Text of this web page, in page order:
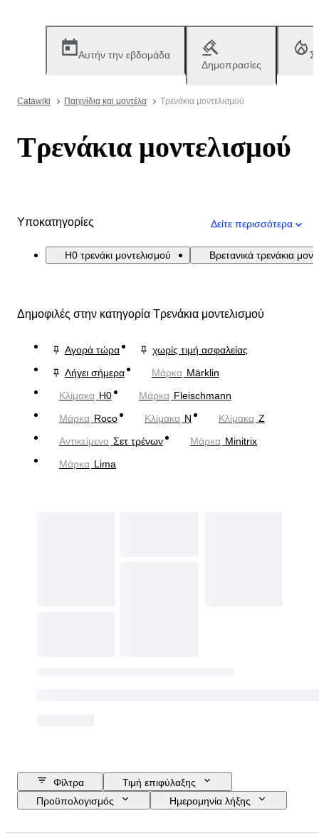
Αυτήν την εβδομάδα
Δημοπρασίες
Catawiki Παιχνίδια και μοντέλα Τρενάκια μοντελισμού
Τρενάκια μοντελισμού
Υποκατηγορίες Δείτε περισσότερα
H0 τρενάκι μοντελισμού Βρετανικά τρενάκια
Δημοφιλές στην κατηγορία Τρενάκια μοντελισμού
Αγορά τώρα
χωρίς τιμή ασφαλείας
Λήγει σήμερα
Μάρκα Märklin
Κλίμακα H0 Μάρκα Fleischmann
Μάρκα Roco Κλίμακα N Κλίμακα Z
Αντικείμενο Σετ τρένων Μάρκα Minitrix
Μάρκα Lima
Φίλτρα
Τιμή επιφύλαξης
Προϋπολογισμός
Ημερομηνία λήξης